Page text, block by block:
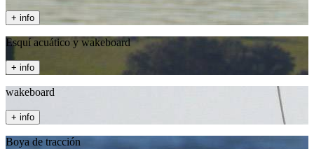
+ info
Esquí acuático y wakeboard
+ info
wakeboard
+ info
Boya de tracción